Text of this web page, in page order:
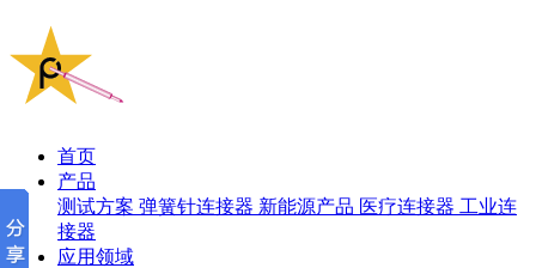
首页
产品
测试方案 弹簧针连接器 新能源产品 医疗连接器 工业连
接器
应用领域